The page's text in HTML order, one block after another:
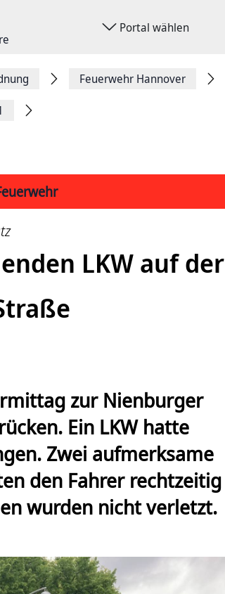
Portal wählen
Feuerwehr Hannover
LKW auf der
zur Nienburger
Ein LKW hatte
Zwei aufmerksame
den Fahrer rechtzeitig
wurden nicht verletzt.